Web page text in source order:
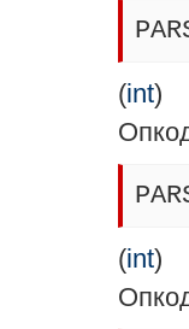
(int)
(int)